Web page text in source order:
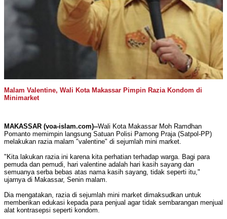
Malam Valentine, Wali Kota Makassar Pimpin Razia Kondom di
Minimarket
MAKASSAR (voa-islam.com)--Wali Kota Makassar Moh Ramdhan
Pomanto memimpin langsung Satuan Polisi Pamong Praja (Satpol-PP)
melakukan razia malam "valentine" di sejumlah mini market.
"Kita lakukan razia ini karena kita perhatian terhadap warga. Bagi para
pemuda dan pemudi, hari valentine adalah hari kasih sayang dan
semuanya serba bebas atas nama kasih sayang, tidak seperti itu,"
ujarnya di Makassar, Senin malam.
Dia mengatakan, razia di sejumlah mini market dimaksudkan untuk
memberikan edukasi kepada para penjual agar tidak sembarangan menjual
alat kontrasepsi seperti kondom.